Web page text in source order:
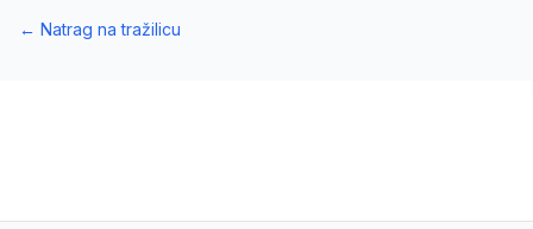
← Natrag na tražilicu